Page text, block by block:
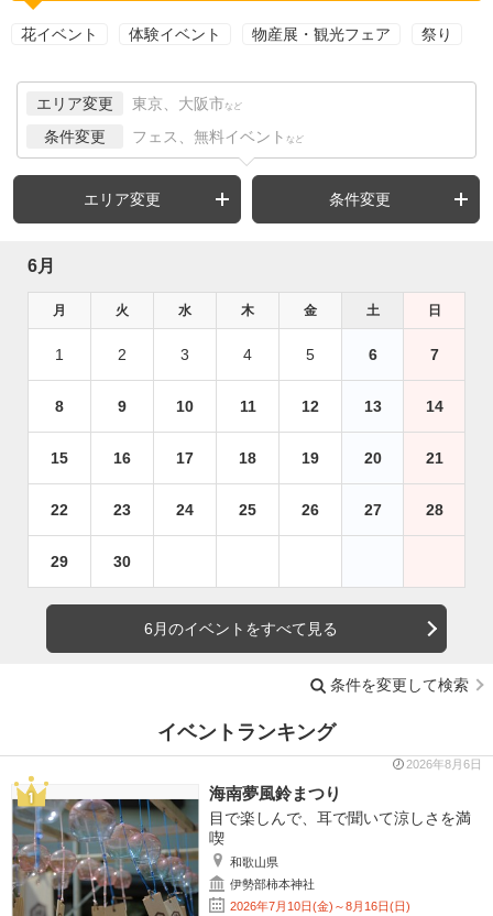
花イベント 体験イベント 物産展・観光フェア 祭り
エリア変更 東京、大阪市 など
条件変更 フェス、無料イベント など
エリア変更 条件変更
6月
月 火 水 木 金 土 日
1 2 3 4 5 6 7
8 9 10 11 12 13 14
15 16 17 18 19 20 21
22 23 24 25 26 27 28
29 30
6月のイベントをすべて見る
条件を変更して検索
イベントランキング
2026年8月6日
海南夢風鈴まつり
目で楽しんで、耳で聞いて涼しさを満
喫
和歌山県
伊勢部柿本神社
2026年7月10日(金)～8月16日(日)